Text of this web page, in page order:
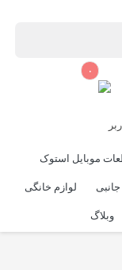
۰
موبایل استوک
جانبی لوازم خانگی
وبلاگ